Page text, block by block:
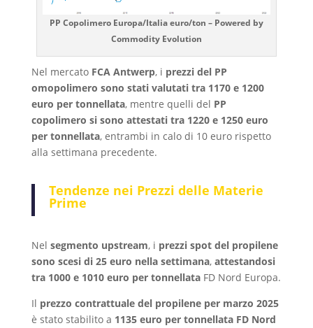
PP Copolimero Europa/Italia euro/ton – Powered by
Commodity Evolution
Nel mercato FCA Antwerp, i prezzi del PP
omopolimero sono stati valutati tra 1170 e 1200
euro per tonnellata, mentre quelli del PP
copolimero si sono attestati tra 1220 e 1250 euro
per tonnellata, entrambi in calo di 10 euro rispetto
alla settimana precedente.
Tendenze nei Prezzi delle Materie
Prime
Nel segmento upstream, i prezzi spot del propilene
sono scesi di 25 euro nella settimana, attestandosi
tra 1000 e 1010 euro per tonnellataFD Nord Europa.
Il prezzo contrattuale del propilene per marzo 2025
è stato stabilito a 1135 euro per tonnellata FD Nord